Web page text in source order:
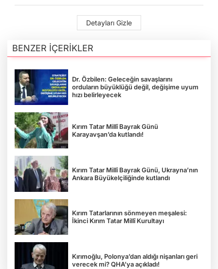
Detayları Gizle
BENZER İÇERİKLER
Dr. Özbilen: Geleceğin savaşlarını
orduların büyüklüğü değil, değişime uyum
hızı belirleyecek
Kırım Tatar Millî Bayrak Günü
Karayavşan’da kutlandı!
Kırım Tatar Millî Bayrak Günü, Ukrayna’nın
Ankara Büyükelçiliğinde kutlandı
Kırım Tatarlarının sönmeyen meşalesi:
İkinci Kırım Tatar Millî Kurultayı
Kırımoğlu, Polonya’dan aldığı nişanları geri
verecek mi? QHA’ya açıkladı!